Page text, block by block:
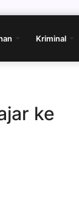
Kriminal
ke